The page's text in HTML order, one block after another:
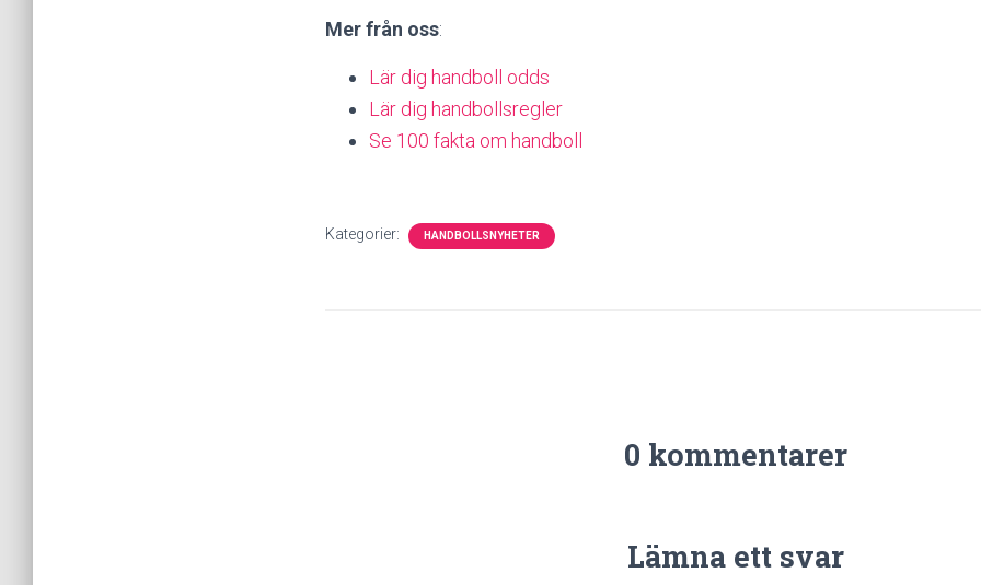
Mer från oss:
Lär dig handboll odds
Lär dig handbollsregler
Se 100 fakta om handboll
Kategorier: HANDBOLLSNYHETER
0 kommentarer
Lämna ett svar